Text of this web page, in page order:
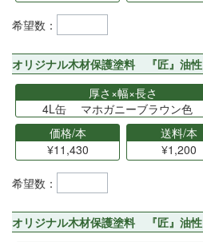
希望数：
オリジナル木材保護塗料 『匠』油性
厚さ×幅×長さ
4L缶 マホガニーブラウン色
価格/本
¥11,430
送料/本
¥1,200
希望数：
オリジナル木材保護塗料 『匠』油性